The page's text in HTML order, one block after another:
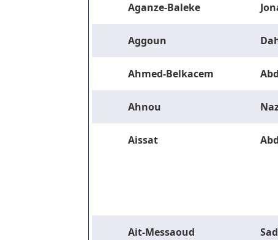
Aganze-Baleke
Aggoun
Ahmed-Belkacem
Ahnou
Aissat
Ait-Messaoud